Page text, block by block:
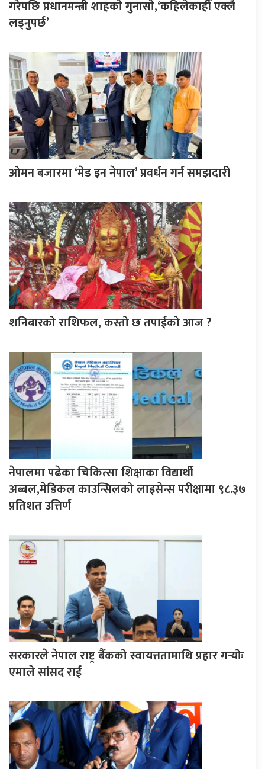
गरेपछि प्रधानमन्त्री शाहकाे गुनासाे,‘कहिलेकाहीँ एक्लै
लड्नुपर्छ’
ओमन बजारमा ‘मेड इन नेपाल’ प्रवर्धन गर्न समझदारी
शनिबारको राशिफल, कस्तो छ तपाईको आज ?
नेपालमा पढेका चिकित्सा शिक्षाका विद्यार्थी
अब्बल,मेडिकल काउन्सिलको लाइसेन्स परीक्षामा ९८.३७
प्रतिशत उत्तिर्ण
सरकारले नेपाल राष्ट्र बैंकको स्वायत्ततामाथि प्रहार गर्‍योः
एमाले सांसद राई